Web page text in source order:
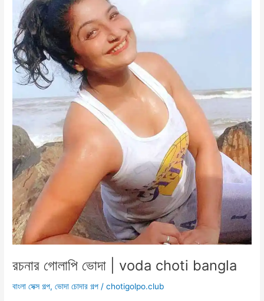
chudar
golpo
রচনার গোলাপি ভোদা | voda choti bangla
বাংলা সেক্স গল্প,ভোদা চোদার গল্প /chotigolpo.club